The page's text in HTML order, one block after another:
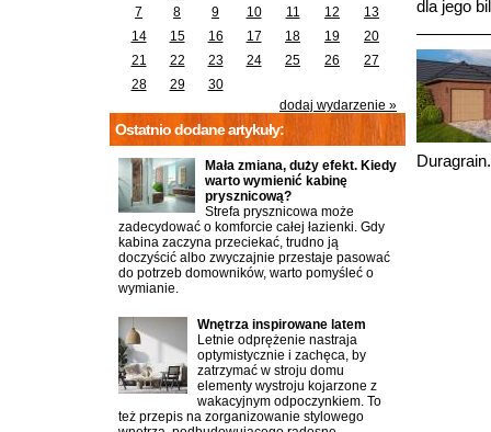
dla jego
Duragrain.
7
8 9 10 11 12
13
14
15 16 17 18 19
20
21
22 23 24 25 26
27
28
29
30
dodaj wydarzenie »
Ostatnio dodane artykuły:
Mała zmiana, duży efekt. Kiedy
warto wymienić kabinę
prysznicową?
Strefa prysznicowa może
zadecydować o komforcie całej łazienki. Gdy
kabina zaczyna przeciekać, trudno ją
doczyścić albo zwyczajnie przestaje pasować
do potrzeb domowników, warto pomyśleć o
wymianie.
Wnętrza inspirowane latem
Letnie odprężenie nastraja
optymistycznie i zachęca, by
zatrzymać w stroju domu
elementy wystroju kojarzone z
wakacyjnym odpoczynkiem. To
też przepis na zorganizowanie stylowego